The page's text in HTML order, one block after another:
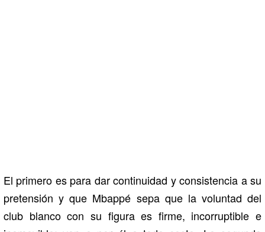
El primero es para dar continuidad y consistencia a su
pretensión y que Mbappé sepa que la voluntad del
club blanco con su figura es firme, incorruptible e